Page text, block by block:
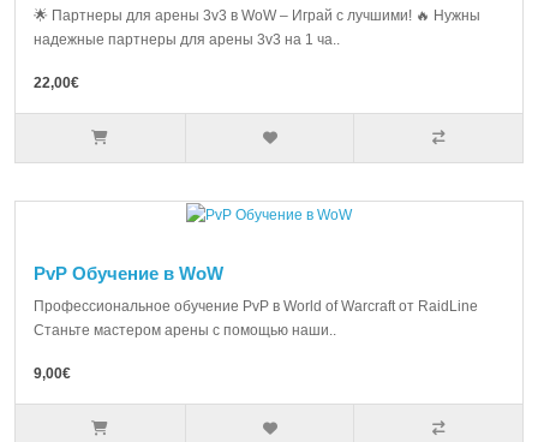
🌟 Партнеры для арены 3v3 в WoW – Играй с лучшими! 🔥 Нужны
надежные партнеры для арены 3v3 на 1 ча..
22,00€
PvP Обучение в WoW
Профессиональное обучение PvP в World of Warcraft от RaidLine
Станьте мастером арены с помощью наши..
9,00€